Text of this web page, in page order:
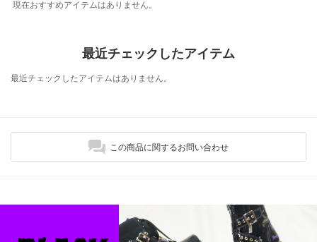
現在おすすめアイテムはありません。
最近チェックしたアイテム
最近チェックしたアイテムはありません。
この商品に関するお問い合わせ